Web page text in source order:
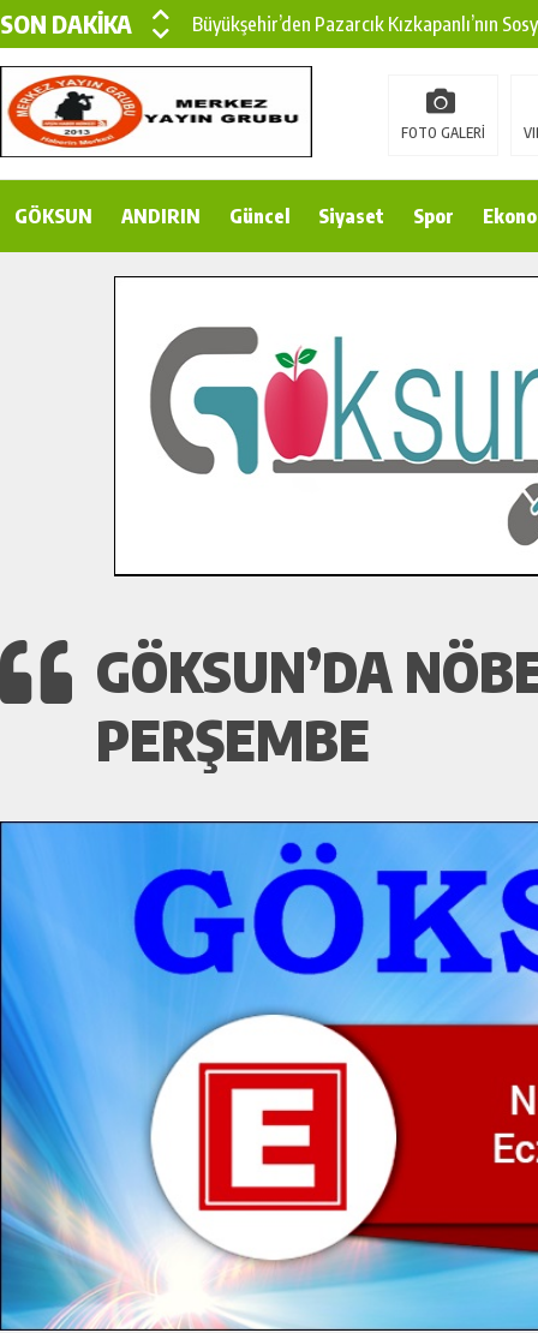
SON DAKİKA
Büyükşehir’den Pazarcık Kızkapanlı’nın
Büyükşehir’den Pazarcık Kırsalına Modern
Çin’den KSÜ’ye Uluslararası Başarı:
Gençler Pusula Maraş Kampında Yeni
İlçe Jandarma Komutanı Karakaya’dan
Bertiz’in Yeni Köprüsünde Sona Doğru.
FOTO GALERİ
GÖKSUN ANDIRIN Güncel Siyaset Spor
GÖKSUN’DA
PERŞEMBE